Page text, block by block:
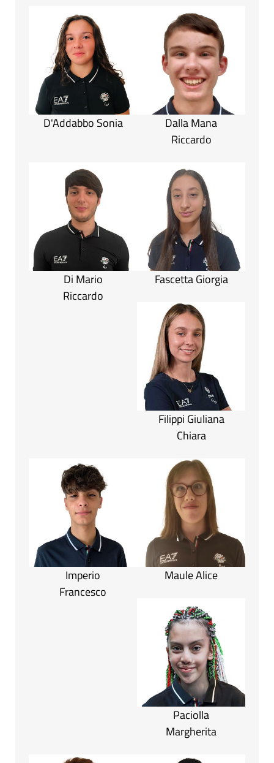
D'Addabbo Sonia
Dalla Mana
Riccardo
Di Mario
Riccardo
Fascetta Giorgia
Filippi Giuliana
Chiara
Imperio
Francesco
Maule Alice
Paciolla
Margherita